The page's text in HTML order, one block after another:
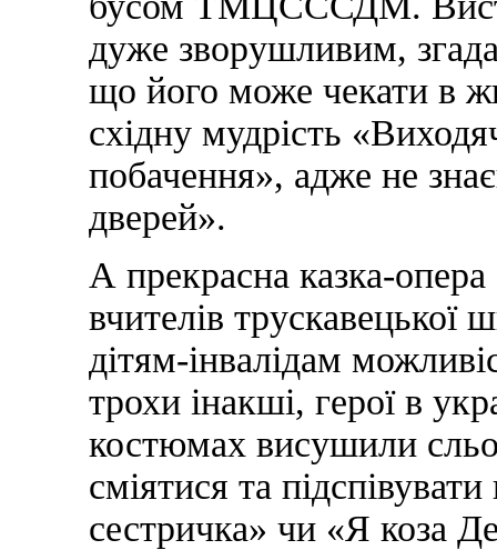
дуже зворушливим,
що його може чекати в
східну мудрість
побачення», адже не
дверей».
А прекрасна казка-
вчителів
дітям-інвалідам
трохи інакші, герої в
костюмах висушили
сміятися та
сестричка» чи «Я коза